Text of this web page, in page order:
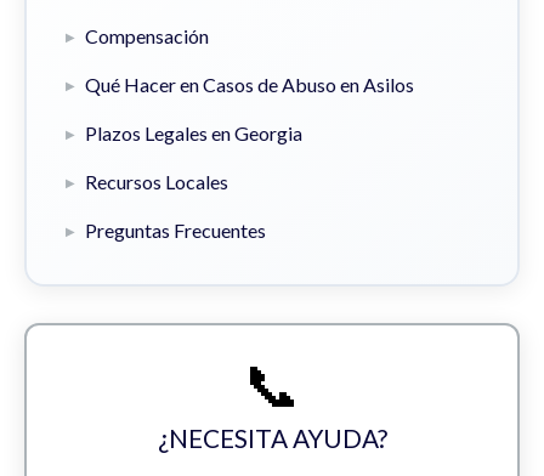
Compensación
Qué Hacer en Casos de Abuso en Asilos
Plazos Legales en Georgia
Recursos Locales
Preguntas Frecuentes
📞
¿NECESITA AYUDA?